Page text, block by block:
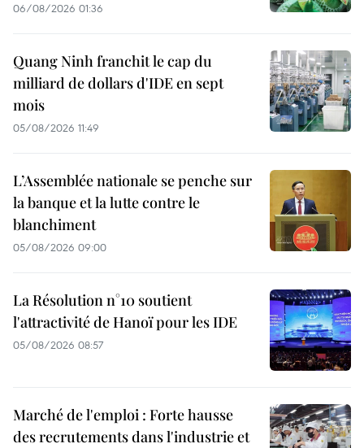
06/08/2026 01:36
Quang Ninh franchit le cap du
milliard de dollars d'IDE en sept
mois
05/08/2026 11:49
L’Assemblée nationale se penche sur
la banque et la lutte contre le
blanchiment
05/08/2026 09:00
La Résolution n°10 soutient
l'attractivité de Hanoï pour les IDE
05/08/2026 08:57
Marché de l'emploi : Forte hausse
des recrutements dans l'industrie et